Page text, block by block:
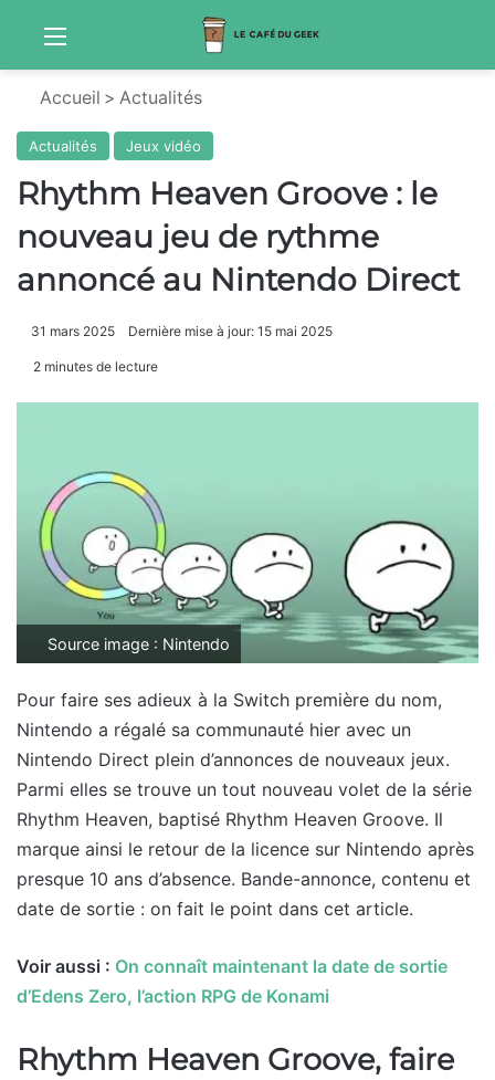
Menu
Accueil > Actualités
Actualités Jeux vidéo
Rhythm Heaven Groove : le
nouveau jeu de rythme
annoncé au Nintendo Direct
31 mars 2025 Dernière mise à jour: 15 mai 2025
2 minutes de lecture
Source image : Nintendo
Pour faire ses adieux à la Switch première du nom,
Nintendo a régalé sa communauté hier avec un
Nintendo Direct plein d’annonces de nouveaux jeux.
Parmi elles se trouve un tout nouveau volet de la série
Rhythm Heaven, baptisé Rhythm Heaven Groove. Il
marque ainsi le retour de la licence sur Nintendo après
presque 10 ans d’absence. Bande-annonce, contenu et
date de sortie : on fait le point dans cet article.
Voir aussi : On connaît maintenant la date de sortie
d’Edens Zero, l’action RPG de Konami
Rhythm Heaven Groove, faire